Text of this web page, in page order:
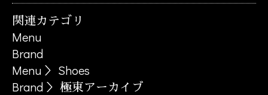
関連カテゴリ
Menu
Brand
Menu ＞ Shoes
Brand ＞ 極東アーカイブ